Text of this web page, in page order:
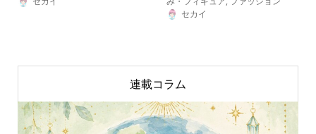
セカイ
連載コラム